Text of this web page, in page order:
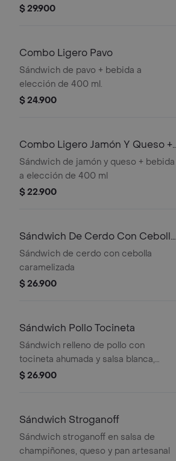
bebida te hatsu o capuccino 300ml
$ 29.900
Combo Ligero Pavo
Sándwich de pavo + bebida a
elección de 400 ml.
$ 24.900
Combo Ligero Jamón Y Queso +
Bebida
Sándwich de jamón y queso + bebida
a elección de 400 ml
$ 22.900
Sándwich De Cerdo Con Cebolla
Carameliza
Sándwich de cerdo con cebolla
caramelizada
$ 26.900
Sándwich Pollo Tocineta
Sándwich relleno de pollo con
tocineta ahumada y salsa blanca,
lonjas de queso y mayonesa
$ 26.900
Sándwich Stroganoff
Sándwich stroganoff en salsa de
champiñones, queso y pan artesanal